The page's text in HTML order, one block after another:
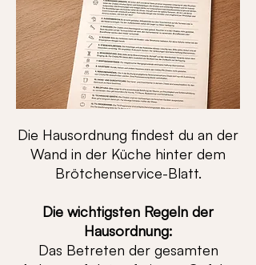
Die Hausordnung findest du an der
Wand in der Küche hinter dem
Brötchenservice-Blatt.
Die wichtigsten Regeln der
Hausordnung:
Das Betreten der gesamten